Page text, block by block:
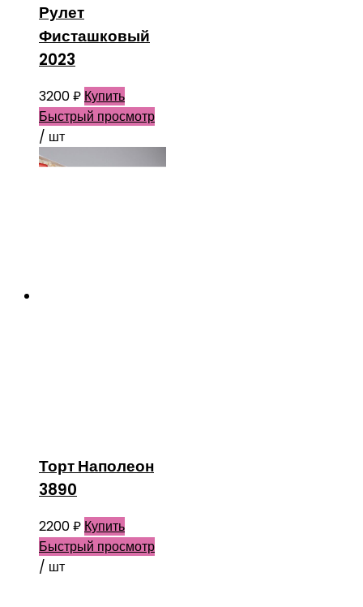
Рулет
Фисташковый
2023
3200₽ Купить
Быстрый просмотр
/ шт
Торт Наполеон
3890
2200₽ Купить
Быстрый просмотр
/ шт